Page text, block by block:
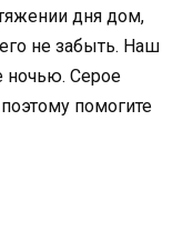
дня дом,
не забыть. Наш
ночью. Серое
помогите